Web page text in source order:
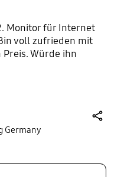
Monitor für Internet
voll zufrieden mit
Würde ihn
Germany